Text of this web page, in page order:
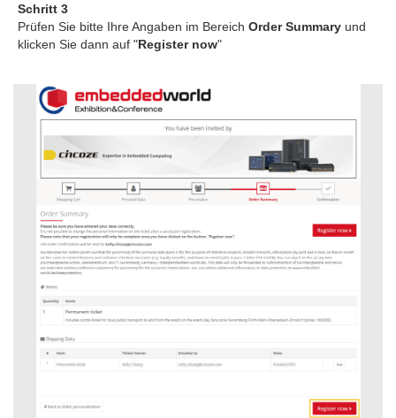
Schritt 3
Prüfen Sie bitte Ihre Angaben im Bereich Order Summary und
klicken Sie dann auf "Register now"